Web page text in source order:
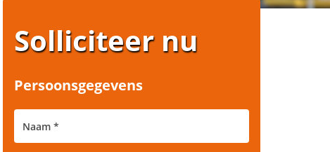
Solliciteer nu
Persoonsgegevens